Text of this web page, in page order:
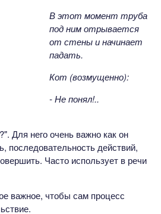
В этот момент труба
под ним отрывается
от стены и начинает
падать.
Кот (возмущенно):
- Не понял!..
Для него очень важно как он
последовательность действий,
Часто использует в речи
важное, чтобы сам процесс